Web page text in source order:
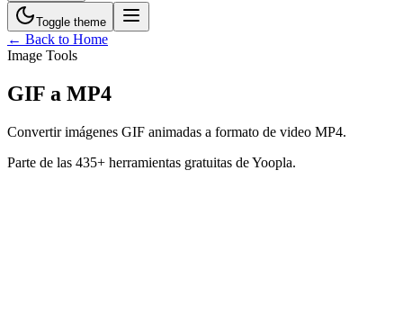
Toggle theme
← Back to Home
Image Tools
GIF a MP4
Convertir imágenes GIF animadas a formato de video MP4.
Parte de las 435+ herramientas gratuitas de Yoopla.